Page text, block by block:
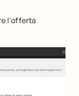
l'offerta